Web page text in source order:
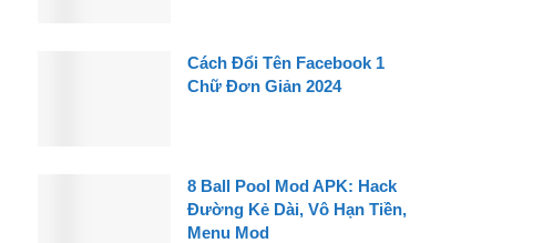
Cách Đổi Tên Facebook 1
Chữ Đơn Giản 2024
8 Ball Pool Mod APK: Hack
Đường Kẻ Dài, Vô Hạn Tiền,
Menu Mod